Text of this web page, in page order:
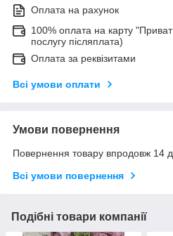
Оплата на рахунок
100% оплата на карту
послугу післяплата)
Оплата за реквізитами
Всі умови оплати
Умови повернення
Повернення товару впродовж 14
Всі умови повернення
Подібні товари компанії